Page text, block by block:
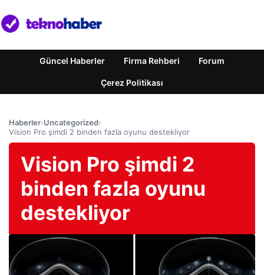
Güncel Haberler Firma Rehberi Forum
Çerez Politikası
Haberler›Uncategorized›
Vision Pro şimdi 2 binden fazla oyunu destekliyor
Vision Pro şimdi 2
binden fazla oyunu
destekliyor